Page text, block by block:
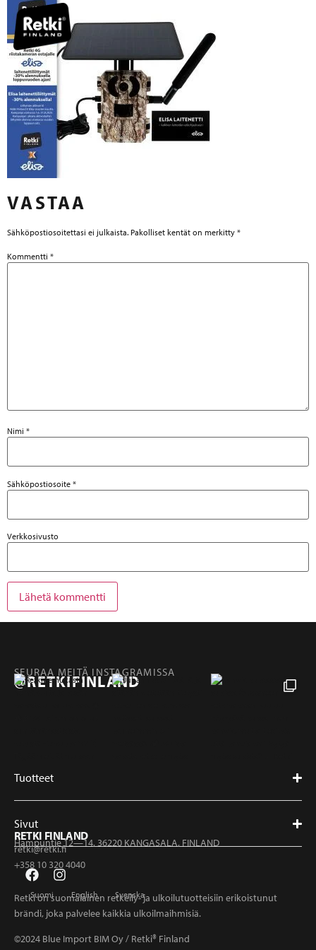
VASTAA
Sähköpostiosoitettasi ei julkaista. Pakolliset kentät on merkitty *
Kommentti *
Nimi *
Sähköpostiosoite *
Verkkosivusto
SEURAA MEITÄ INSTAGRAMISSA
@RETKIFINLAND
Tuotteet
Sivut
RETKI FINLAND
Hampuntie 12—14, 36220 KANGASALA, FINLAND
retki@retki.fi
+358 10 320 4040
Suomi English Svenska
Retki on suomalainen retkeily- ja ulkoilutuotteisiin erikoistunut
brändi, joka palvelee kaikkia ulkoilmaihmisiä.
©2024 Blue Import BIM Oy / Retki® Finland